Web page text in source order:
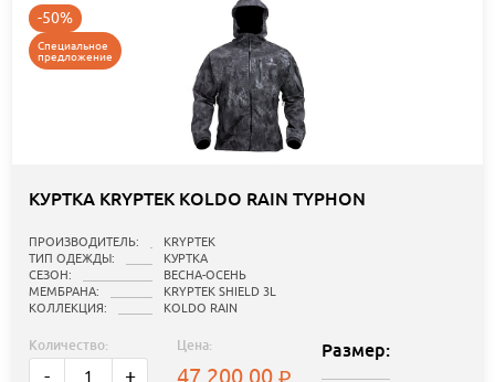
-50%
Специальное
предложение
КУРТКА KRYPTEK KOLDO RAIN TYPHON
ПРОИЗВОДИТЕЛЬ:
KRYPTEK
ТИП ОДЕЖДЫ:
КУРТКА
СЕЗОН:
ВЕСНА-ОСЕНЬ
МЕМБРАНА:
KRYPTEK SHIELD 3L
КОЛЛЕКЦИЯ:
KOLDO RAIN
Количество:
- +
Цена:
47 200.00
Размер: